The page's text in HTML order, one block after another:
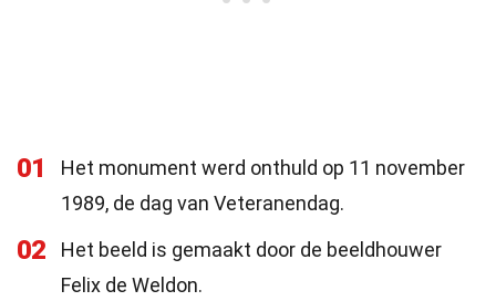
01
Het monument werd onthuld op 11 november
1989, de dag van Veteranendag.
02
Het beeld is gemaakt door de beeldhouwer
Felix de Weldon.